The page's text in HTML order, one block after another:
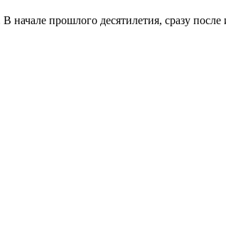
начале прошлого десятилетия, сразу